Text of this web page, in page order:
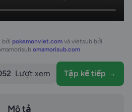
bởi pokemonviet.com và vietsub bởi
omamorisub.com
Lượt xem Tập kế tiếp →
Mô tả